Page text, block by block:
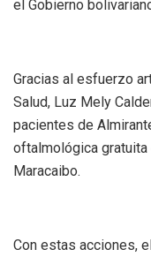
el Gobierno
Gracias al esfuerzo
Salud, Luz Mely
pacientes de
oftalmológica
Maracaibo.
Con estas acciones,